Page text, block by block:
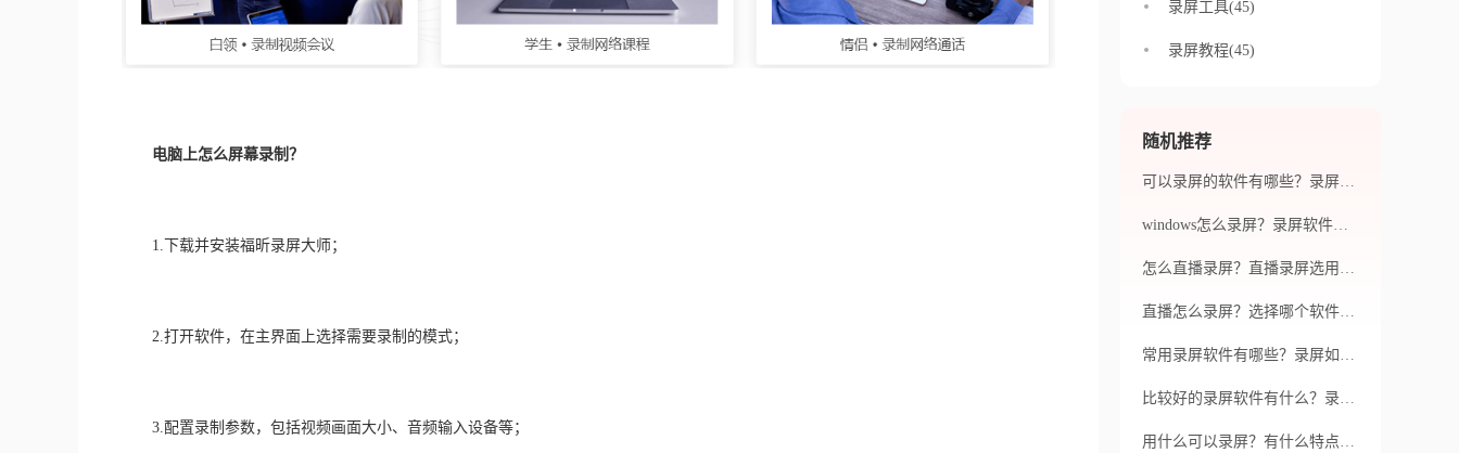
电脑上怎么屏幕录制？
1.下载并安装福昕录屏大师；
2.打开软件，在主界面上选择需要录制的模式；
3.配置录制参数，包括视频画面大小、音频输入设备等；
录屏工具(45)
录屏教程(45)
随机推荐
可以录屏的软件有哪些？录屏软件在使用时需要注意什么？
windows怎么录屏？录屏软件的基本功能有哪些？
怎么直播录屏？直播录屏选用什么录屏软件好？
直播怎么录屏？选择哪个软件呢？
常用录屏软件有哪些？录屏如何避免卡顿？
比较好的录屏软件有什么？录屏软件的常用功能有哪些？
用什么可以录屏？有什么特点呢？